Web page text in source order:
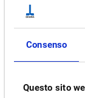
Consenso
Questo sito
Max. Diametro
1,600
1,250, [1,600]